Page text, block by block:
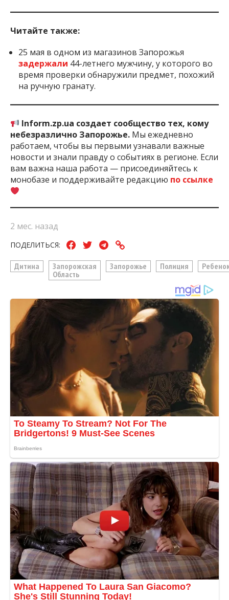
Читайте также:
25 мая в одном из магазинов Запорожья
задержали 44-летнего мужчину, у которого во
время проверки обнаружили предмет, похожий
на ручную гранату.
Inform.zp.ua создает сообщество тех, кому
небезразлично Запорожье. Мы ежедневно
работаем, чтобы вы первыми узнавали важные
новости и знали правду о событиях в регионе. Если
вам важна наша работа — присоединяйтесь к
монобазе и поддерживайте редакцию по ссылке
2 мес. назад
ПОДЕЛИТЬСЯ:
Дитина
Запорожская
Область
Запорожье Полиция